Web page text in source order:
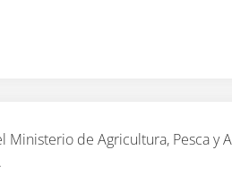
de Agricultura, Pesca y